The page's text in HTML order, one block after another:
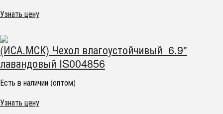
Узнать цену
(ИСА.МСК) Чехол влагоустойчивый 6.9"
лавандовый IS004856
Есть в наличии (оптом)
Узнать цену